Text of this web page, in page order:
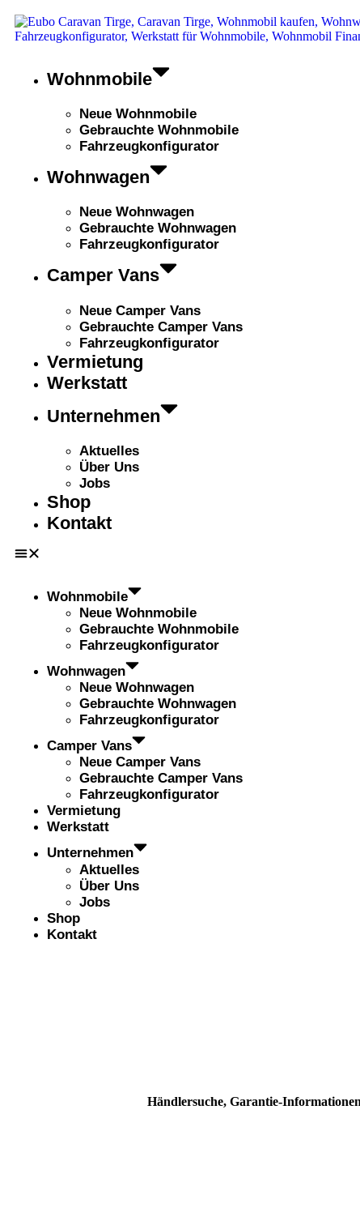
Wohnmobile
Neue Wohnmobile
Gebrauchte Wohnmobile
Fahrzeugkonfigurator
Wohnwagen
Neue Wohnwagen
Gebrauchte Wohnwagen
Fahrzeugkonfigurator
Camper Vans
Neue Camper Vans
Gebrauchte Camper Vans
Fahrzeugkonfigurator
Vermietung
Werkstatt
Unternehmen
Aktuelles
Über Uns
Jobs
Shop
Kontakt
Wohnmobile
Neue Wohnmobile
Gebrauchte Wohnmobile
Fahrzeugkonfigurator
Wohnwagen
Neue Wohnwagen
Gebrauchte Wohnwagen
Fahrzeugkonfigurator
Camper Vans
Neue Camper Vans
Gebrauchte Camper Vans
Fahrzeugkonfigurator
Vermietung
Werkstatt
Unternehmen
Aktuelles
Über Uns
Jobs
Shop
Kontakt
Händlersuche, Garantie-